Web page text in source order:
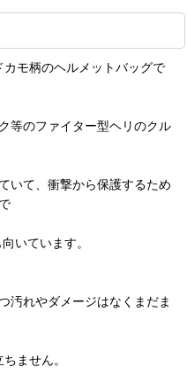
モ柄のヘルメットバッグで
等のファイター型ヘリのクル
いて、衝撃から保護するため
いています。
汚れやダメージはなくまだま
ません。